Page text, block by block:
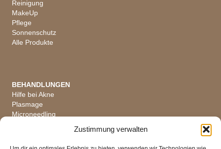
Zustimmung verwalten
Reinigung
MakeUp
Pflege
Sonnenschutz
Alle Produkte
BEHANDLUNGEN
Hilfe bei Akne
Plasmage
Microneedling